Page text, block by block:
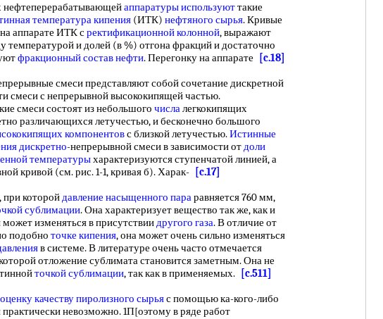
аппаратуры используюттакие
температура кипения (ИТК) нефтяного сырья. Кривые
аппарате ИТК сректификационной колонной, выражают
температурой и долей (в %) отгона фракций и достаточно
фракционный состав нефти. Перегонку на аппарате
[c.18]
смеси представляют собой сочетание дискретной
смеси с непрерывной высококипящей частью.
смеси состоят из небольшого числалегкокипящих
различающихся летучестью, и бесконечно большого
компонентовс близкой летучестью.Истинные
дискретно-непрерывной смеси в зависимости отдоли
температурыхарактеризуются ступенчатой линией, а
кривой (см. рис. 1-1, кривая б). Харак-
[c.17]
которойдавление насыщенного параравняется 760 мм,
сублимации. Она характеризует вещество так же, как и
может изменяться в присутствиидругого газа. В отличие от
подобно точке кипения, она может очень сильно изменяться
в системе. В литературе очень часто отмечается
отложение сублимата становится заметным. Она не
точкой сублимации, так как в применяемых.
[c.511]
оценку качествупиролизного сырьяс помощью ка-кого-либо
практически невозможно. 1П[оэтому в ряде работ